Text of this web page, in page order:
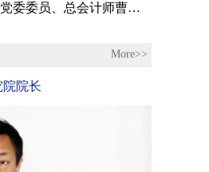
中国林业集团有限公司党委委员、总会计师曹军接受纪律审查和监察调查
More>>
院长